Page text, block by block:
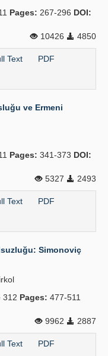
Pages: 267-296 DOI:
10426
4850
Text PDF
ve Ermeni
Pages: 341-373 DOI:
5327
2493
Text PDF
Simonoviç
312 Pages: 477-511
9962
2887
Text PDF